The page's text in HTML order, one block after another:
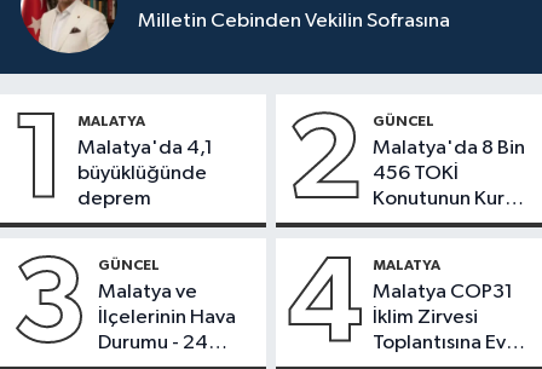
Milletin Cebinden Vekilin Sofrasına
1 MALATYA
Malatya'da 4,1
büyüklüğünde
deprem
2 GÜNCEL
Malatya'da 8 Bin
456 TOKİ
Konutunun Kurası
Bugün Çekiliyor
3 GÜNCEL
Malatya ve
İlçelerinin Hava
Durumu - 24
4 MALATYA
Malatya COP31
İklim Zirvesi
Toplantısına Ev